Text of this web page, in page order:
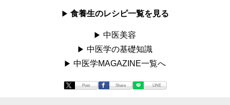
食養生のレシピ一覧を見る
中医美容
中医学の基礎知識
中医学MAGAZINE一覧へ
Post Share LINE